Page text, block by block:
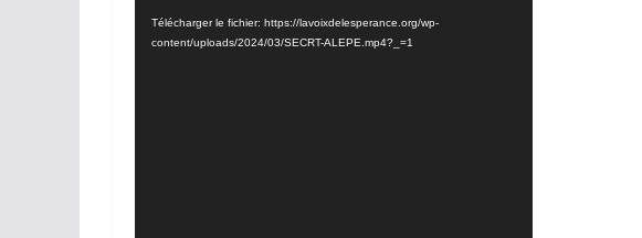
Télécharger le fichier: https://lavoixdelesperance.org/wp-
content/uploads/2024/03/SECRT-ALEPE.mp4?_=1